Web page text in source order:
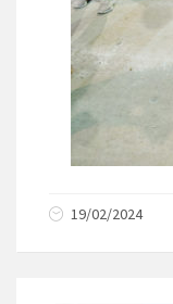
19/02/2024